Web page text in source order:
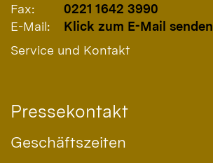
Fax:
0221 1642 3990
E-Mail:
Klick zum E-Mail senden
Service und Kontakt
Pressekontakt
Geschäftszeiten